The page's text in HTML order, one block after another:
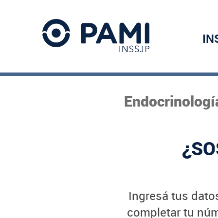
Ingresá tus
completar tu